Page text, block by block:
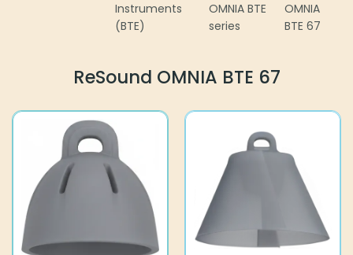
Instruments
(BTE)
OMNIA BTE
series
OMNIA
BTE 67
ReSound OMNIA BTE 67